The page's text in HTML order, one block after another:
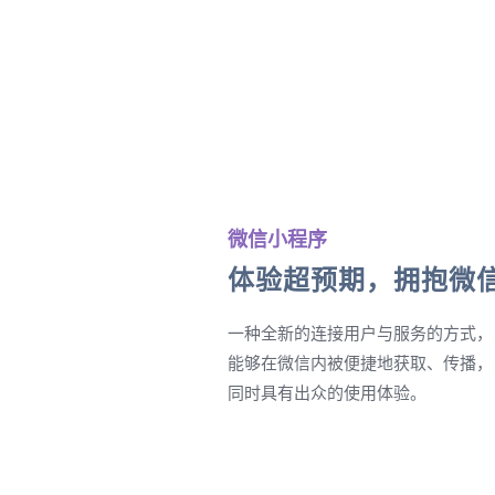
微信小程序
体验超预期，拥抱微
一种全新的连接用户与服务的方式，
能够在微信内被便捷地获取、传播，
同时具有出众的使用体验。